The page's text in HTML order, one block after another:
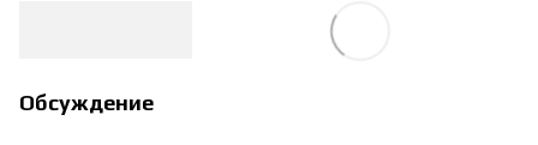
Обсуждение